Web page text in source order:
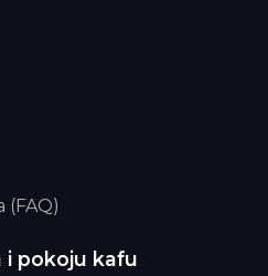
(FAQ)
i pokoju kafu